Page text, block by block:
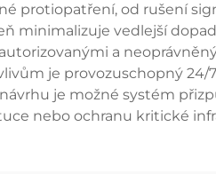
protiopatření, od rušení
minimalizuje vedlejší
a
je provozuschopný 24/
je možné systém
nebo ochranu kritické